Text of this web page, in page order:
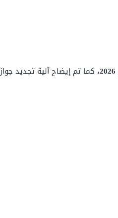
كما تم إيضاح آلية تجديد